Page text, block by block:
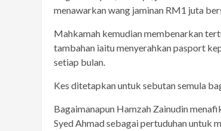
menawarkan wang jaminan RM1 juta
Mahkamah kemudian membenarkan
tambahan iaitu menyerahkan pasport
setiap bulan.
Kes ditetapkan untuk sebutan semula
Bagaimanapun Hamzah Zainudin
Syed Ahmad sebagai pertuduhan untuk